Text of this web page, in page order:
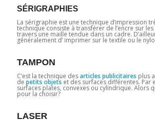
SÉRIGRAPHIES
La sérigraphie est une technique d’impression
technique consiste à transférer de l’encre sur
travers une maille tendue dans un cadre.
généralement d’ imprimer sur le textile ou le
TAMPON
C’est la technique desarticles publicitaires plus
de petits objets et des surfaces différentes. Par
surfaces plates, convexes ou cylindrique. Alors
pour la choisir?
LASER